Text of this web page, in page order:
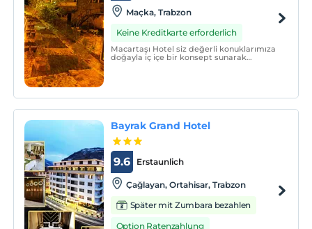
Maçka, Trabzon
Keine Kreditkarte erforderlich
Macartaşı Hotel siz değerli konuklarımıza
doğayla iç içe bir konsept sunarak
Bayrak Grand Hotel
Erstaunlich
9.6
Çağlayan, Ortahisar, Trabzon
Später mit Zumbara bezahlen
Option Ratenzahlung